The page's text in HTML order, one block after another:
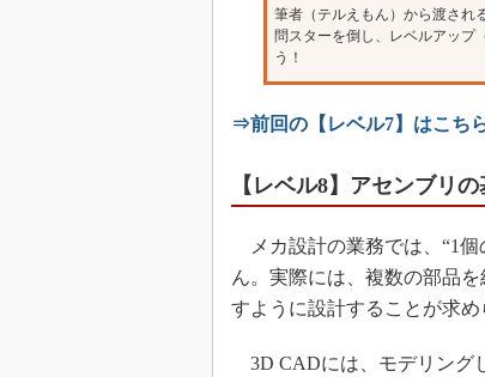
筆者（テルえもん）から渡され
問スターを倒し、レベルアップ
う！
⇒前回の【レベル7】はこち
【レベル8】アセンブリ
メカ設計の業務では、“1個
ん。実際には、複数の部品
すように設計することが求め
3D CADには、モデリング